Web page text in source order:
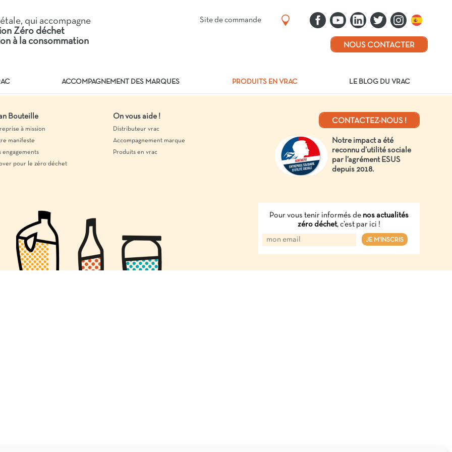
ACCOMPAGNEMENT DES MARQUES PRODUITS EN VRAC LE BLOG DU VRAC
qui accompagne
Zéro déchet
à la consommation
Site de commande
NOUS CONTACTER
Bouteille
à mission
manifeste
engagements
pour le zéro déchet
On vous aide !
Distributeur vrac
Accompagnement marque
Produits en vrac
CONTACTEZ-NOUS !
Notre impact a été
reconnu d’utilité sociale
par l’agrément ESUS
depuis 2018.
Pour vous tenir informés de nos actualités
zéro déchet, c’est par ici !